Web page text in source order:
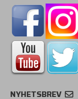
NYHETSBREV